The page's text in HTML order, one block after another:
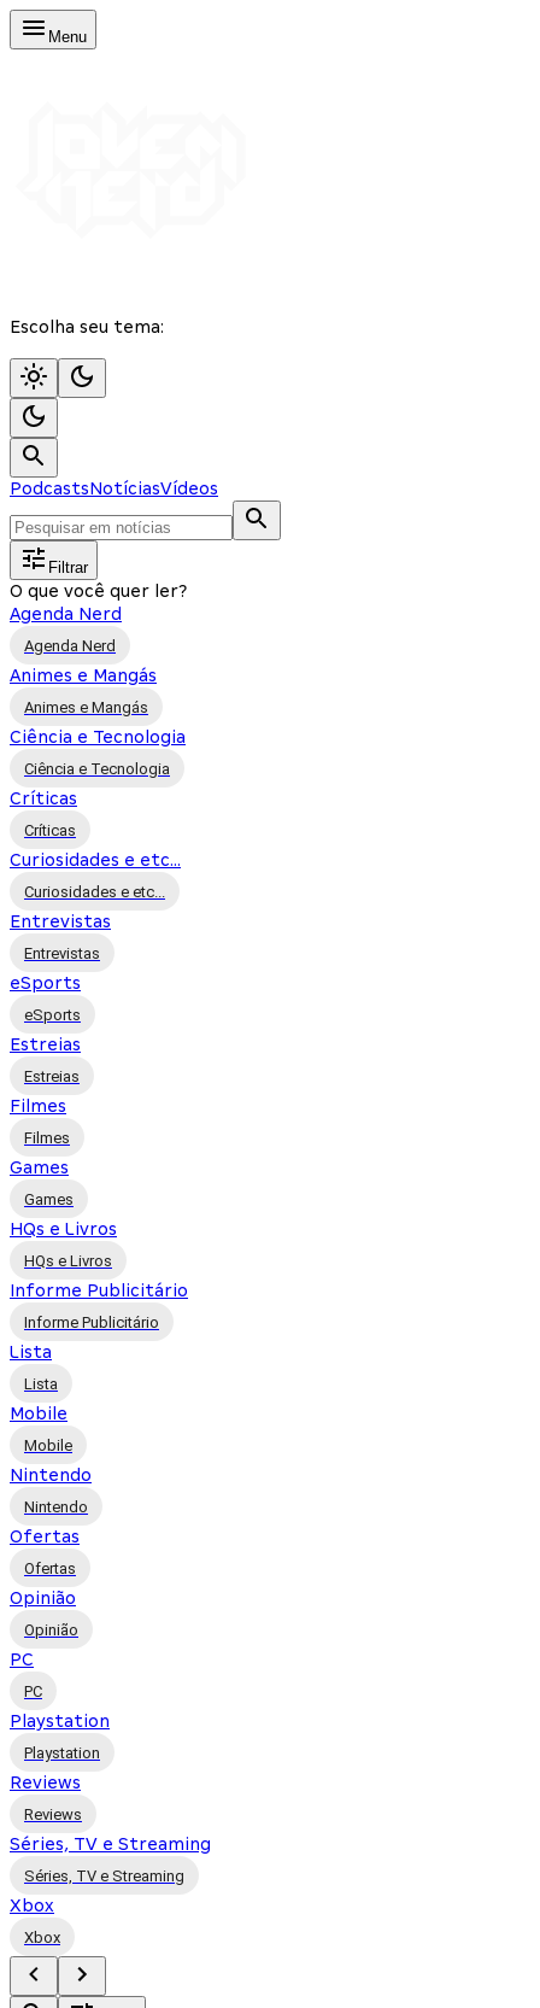
Menu
Escolha seu tema:
PodcastsNotíciasVídeos
Filtrar
O que você quer ler?
Agenda Nerd
Agenda Nerd
Animes e Mangás
Animes e Mangás
Ciência e Tecnologia
Ciência e Tecnologia
Críticas
Críticas
Curiosidades e etc...
Curiosidades e etc...
Entrevistas
Entrevistas
eSports
eSports
Estreias
Estreias
Filmes
Filmes
Games
Games
HQs e Livros
HQs e Livros
Informe Publicitário
Informe Publicitário
Lista
Lista
Mobile
Mobile
Nintendo
Nintendo
Ofertas
Ofertas
Opinião
Opinião
PC
PC
Playstation
Playstation
Reviews
Reviews
Séries, TV e Streaming
Séries, TV e Streaming
Xbox
Xbox